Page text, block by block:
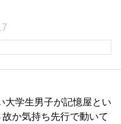
大学生男子が記憶屋とい
か気持ち先行で動いて